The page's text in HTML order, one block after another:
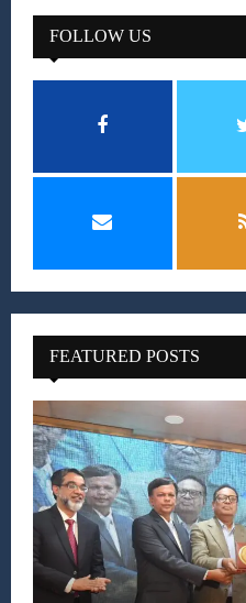
FOLLOW US
FEATURED POSTS